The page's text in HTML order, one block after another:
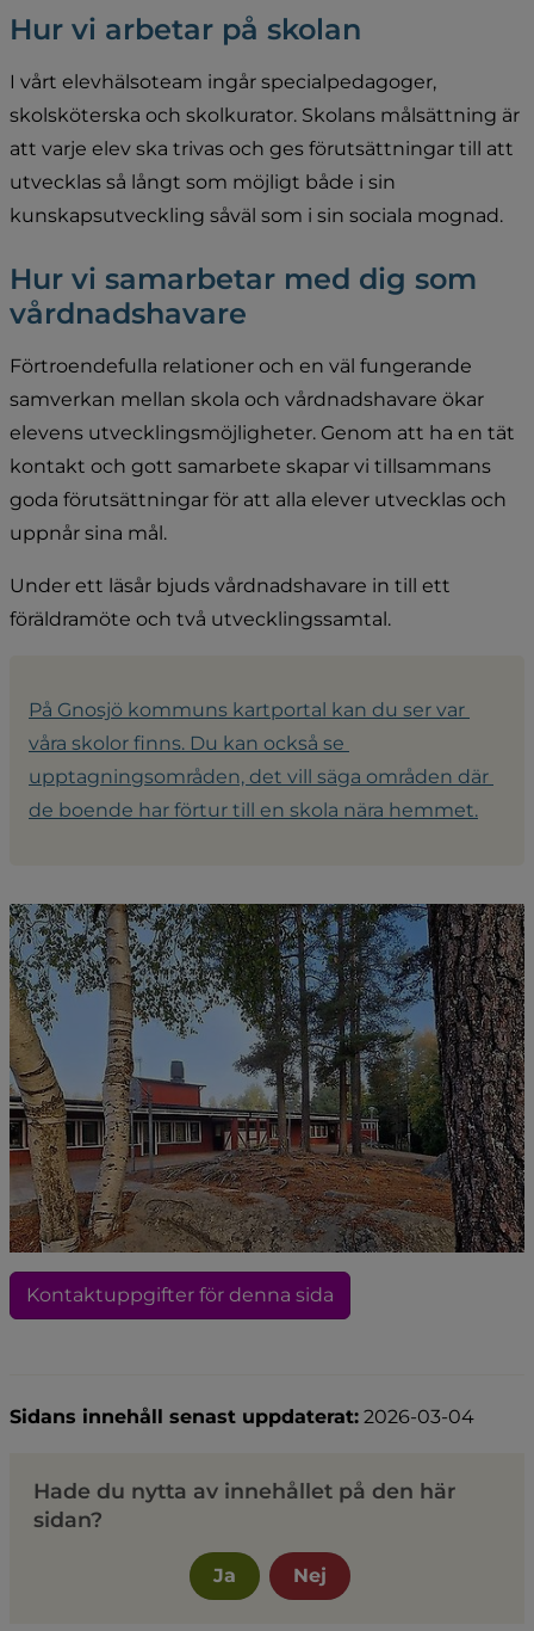
Hur vi arbetar på skolan
I vårt elevhälsoteam ingår specialpedagoger,
skolsköterska och skolkurator. Skolans målsättning är
att varje elev ska trivas och ges förutsättningar till att
utvecklas så långt som möjligt både i sin
kunskapsutveckling såväl som i sin sociala mognad.
Hur vi samarbetar med dig som
vårdnadshavare
Förtroendefulla relationer och en väl fungerande
samverkan mellan skola och vårdnadshavare ökar
elevens utvecklingsmöjligheter. Genom att ha en tät
kontakt och gott samarbete skapar vi tillsammans
goda förutsättningar för att alla elever utvecklas och
uppnår sina mål.
Under ett läsår bjuds vårdnadshavare in till ett
föräldramöte och två utvecklingssamtal.
På Gnosjö kommuns kartportal kan du ser var
våra skolor finns. Du kan också se
upptagningsområden, det vill säga områden där
de boende har förtur till en skola nära hemmet.
Kontaktuppgifter för denna sida
Sidans innehåll senast uppdaterat: 2026-03-04
Hade du nytta av innehållet på den här
sidan?
Ja Nej